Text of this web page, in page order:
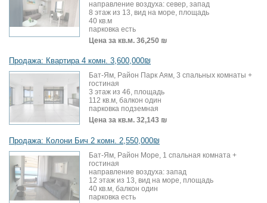
направление воздуха: север, запад
8 этаж из 13, вид на море, площадь
40 кв.м
парковка есть
Цена за кв.м. 36,250 ₪
Продажа: Квартира 4 комн. 3,600,000₪
Бат-Ям, Район Парк Аям, 3 спальных комнаты +
гостиная
3 этаж из 46, площадь
112 кв.м, балкон один
парковка подземная
Цена за кв.м. 32,143 ₪
Продажа: Колони Бич 2 комн. 2,550,000₪
Бат-Ям, Район Море, 1 спальная комната +
гостиная
направление воздуха: запад
12 этаж из 13, вид на море, площадь
40 кв.м, балкон один
парковка есть